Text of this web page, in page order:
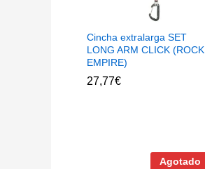
Cincha extralarga SET
LONG ARM CLICK (ROCK
EMPIRE)
27,77€
Agotado